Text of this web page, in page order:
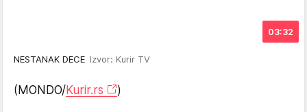
03:32
NESTANAK DECE Izvor: Kurir TV
(MONDO/Kurir.rs )